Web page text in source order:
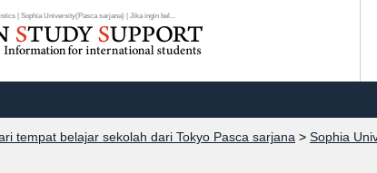
| Sophia University(Pasca sarjana) | Jika ingin bel...
tempat belajar sekolah dari Tokyo Pasca sarjana > Sophia